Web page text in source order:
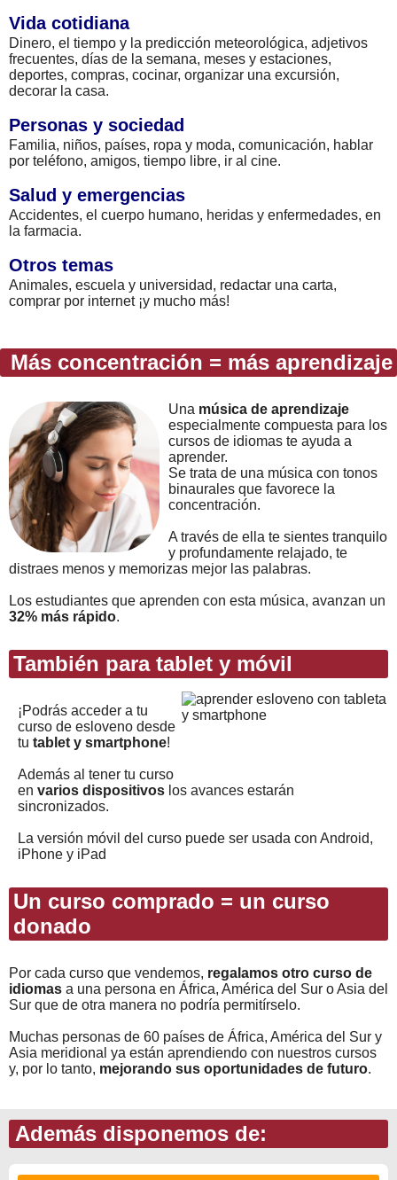
Vida cotidiana
Dinero, el tiempo y la predicción meteorológica, adjetivos
frecuentes, días de la semana, meses y estaciones,
deportes, compras, cocinar, organizar una excursión,
decorar la casa.
Personas y sociedad
Familia, niños, países, ropa y moda, comunicación, hablar
por teléfono, amigos, tiempo libre, ir al cine.
Salud y emergencias
Accidentes, el cuerpo humano, heridas y enfermedades, en
la farmacia.
Otros temas
Animales, escuela y universidad, redactar una carta,
comprar por internet ¡y mucho más!
Más concentración = más aprendizaje
Una música de aprendizaje
especialmente compuesta para los
cursos de idiomas te ayuda a
aprender.
Se trata de una música con tonos
binaurales que favorece la
concentración.
A través de ella te sientes tranquilo
y profundamente relajado, te
distraes menos y memorizas mejor las palabras.
Los estudiantes que aprenden con esta música, avanzan un
32% más rápido.
También para tablet y móvil
¡Podrás acceder a tu
curso de esloveno desde
tu tablet y smartphone!
Además al tener tu curso
en varios dispositivos los avances estarán
sincronizados.
La versión móvil del curso puede ser usada con Android,
iPhone y iPad
Un curso comprado = un curso
donado
Por cada curso que vendemos, regalamos otro curso de
idiomas a una persona en África, América del Sur o Asia del
Sur que de otra manera no podría permitírselo.
Muchas personas de 60 países de África, América del Sur y
Asia meridional ya están aprendiendo con nuestros cursos
y, por lo tanto, mejorando sus oportunidades de futuro.
Además disponemos de: